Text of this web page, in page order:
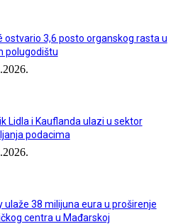
ostvario 3,6 posto organskog rasta u
polugodištu
Lidla i Kauflanda ulazi u sektor
podacima
ulaže 38 milijuna eura u proširenje
centra u Mađarskoj